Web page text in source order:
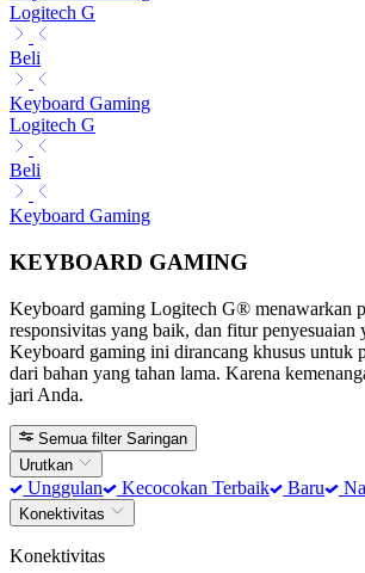
Logitech G
Beli
Keyboard Gaming
Logitech G
Beli
Keyboard Gaming
KEYBOARD GAMING
Keyboard gaming Logitech G® menawarkan
responsivitas yang baik, dan fitur penyesuaian
Keyboard gaming ini dirancang khusus untuk
dari bahan yang tahan lama. Karena
jari Anda.
Semua filter Saringan
Urutkan
Unggulan Kecocokan Terbaik Baru
Konektivitas
Konektivitas